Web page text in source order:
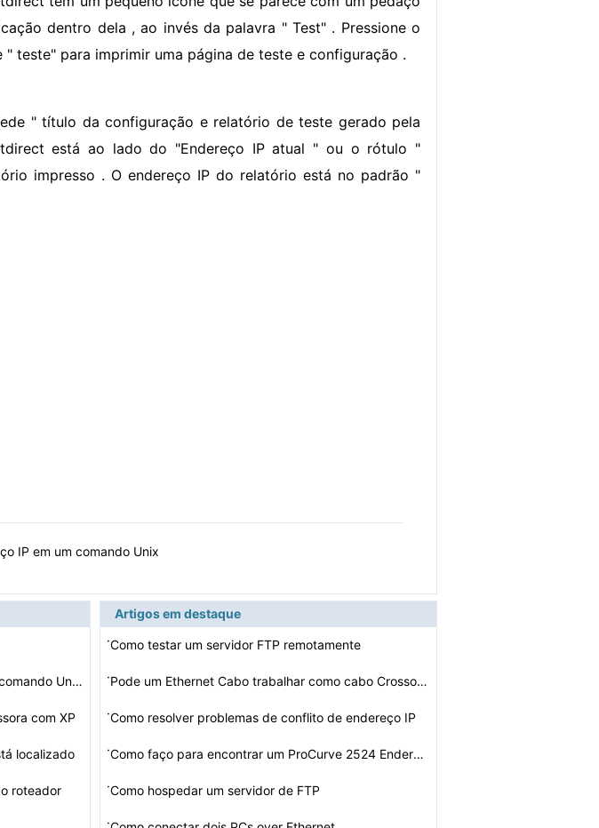
dentro dela , ao invés da palavra " Test" . Pressione o
teste" para imprimir uma página de teste e configuração .
" título da configuração e relatório de teste gerado pela
está ao lado do "Endereço IP atual " ou o rótulo "
impresso . O endereço IP do relatório está no padrão "
IP em um comando Unix
Como encontrar um endereço IP em um comando Unix
com XP
localizado
roteador
Artigos em destaque
·Como testar um servidor FTP remotamente
· Pode um Ethernet Cabo trabalhar como cabo Crossover
·Como resolver problemas de conflito de endereço IP
· Como faço para encontrar um ProCurve 2524 Endereço IP…
·Como hospedar um servidor de FTP
·